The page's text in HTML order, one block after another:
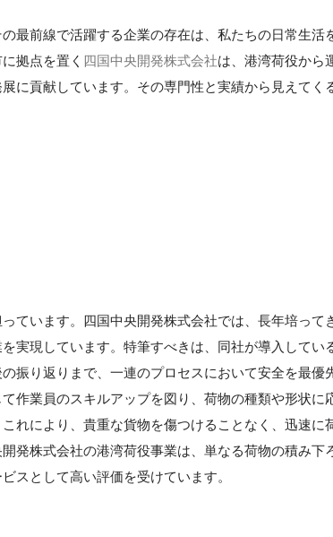
最前線で活躍する企業の存在は、私たちの日常生活
拠点を置く 四国中央開発株式会社は、港湾荷役から
に貢献しています。その専門性と実績から見えてく
ています。四国中央開発株式会社では、長年培って
実現しています。特筆すべきは、同社が導入してい
振り返りまで、一連のプロセスにおいて安全を最優
作業員のスキルアップを図り、荷物の種類や形状に
れにより、貴重な貨物を傷つけることなく、迅速に
発株式会社の港湾荷役事業は、単なる荷物の積み下
スとして高い評価を受けています。